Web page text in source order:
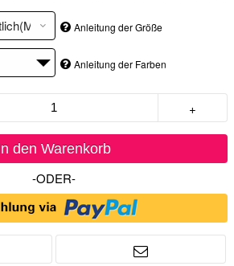
Anleitung der Größe
Anleitung der Farben
+
den Warenkorb
-ODER-